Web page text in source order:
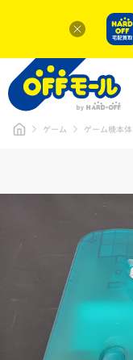
ゲーム ゲーム機本体